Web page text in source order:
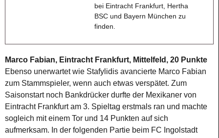
bei Eintracht Frankfurt, Hertha
BSC und Bayern München zu
finden.
Marco Fabian, Eintracht Frankfurt, Mittelfeld, 20 Punkte
Ebenso unerwartet wie Stafylidis avancierte Marco Fabian
zum Stammspieler, wenn auch etwas verspätet. Zum
Saisonstart noch Bankdrücker durfte der Mexikaner von
Eintracht Frankfurt am 3. Spieltag erstmals ran und machte
sogleich mit einem Tor und 14 Punkten auf sich
aufmerksam. In der folgenden Partie beim FC Ingolstadt